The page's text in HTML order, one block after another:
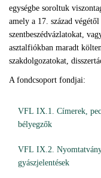
egységbe soroltuk
amely a 17. század
szentbeszédvázlatokat,
asztalfiókban maradt
szakdolgozatokat,
A fondcsoport fondjai:
VFL IX.1. Címerek,
bélyegzők
VFL IX.2.
gyászjelentések